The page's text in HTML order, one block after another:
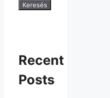
Keresés
Recent
Posts